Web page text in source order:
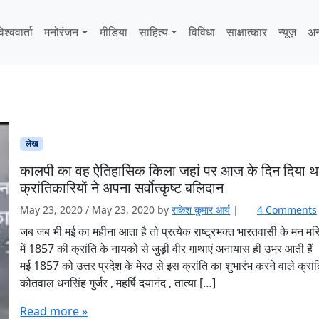
मनोरंजन मीडिया साहित्‍य विविधा साक्षात्‍कार न्यूज़
लेख
कालपी का वह ऐतिहासिक किला जहां पर आज के दिन दिया
क्रांतिकारियों ने अपना सर्वोत्कृष्ट बलिदान
May 23, 2020 / May 23, 2020 byराकेश कुमार आर्य | 4 Commentso
n
जब जब भी मई का महीना आता है तो प्रत्येक राष्ट्रभक्त भारतवासी के मन
में 1857 की क्रांति के नायकों से जुड़ी वीर गाथाएं अनायास ही उभर आती
मई 1857 को उत्तर प्रदेश के मेरठ से इस क्रांति का शुभारंभ करने वाले
कोतवाल धनसिंह गुर्जर , महर्षि दयानंद , तात्या […]
Read more »